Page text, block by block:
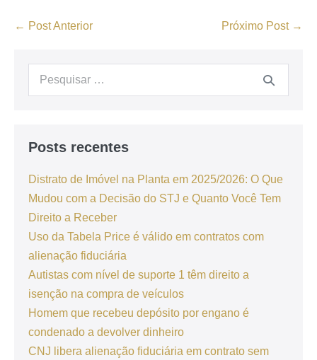
← Post Anterior Próximo Post →
Posts recentes
Distrato de Imóvel na Planta em 2025/2026: O Que
Mudou com a Decisão do STJ e Quanto Você Tem
Direito a Receber
Uso da Tabela Price é válido em contratos com
alienação fiduciária
Autistas com nível de suporte 1 têm direito a
isenção na compra de veículos
Homem que recebeu depósito por engano é
condenado a devolver dinheiro
CNJ libera alienação fiduciária em contrato sem